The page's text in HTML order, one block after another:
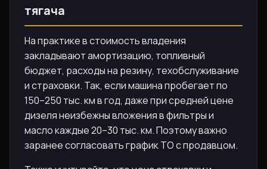
тягача
На практике в стоимость владения
закладывают амортизацию, топливный
бюджет, расходы на резину, техобслуживание
и страховки. Так, если машина пробегает по
150–250 тыс. км в год, даже при средней цене
дизеля неизбежны вложения в фильтры и
масло каждые 20–30 тыс. км. Поэтому важно
заранее согласовать график ТО с продавцом.